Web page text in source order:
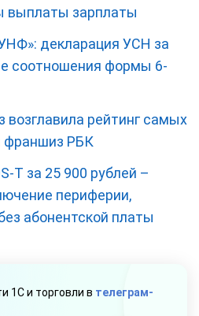
выплаты зарплаты
декларация УСН за
соотношения формы 6-
возглавила рейтинг самых
франшиз РБК
Т за 25 900 рублей –
периферии,
абонентской платы
1С и торговли в телеграм-